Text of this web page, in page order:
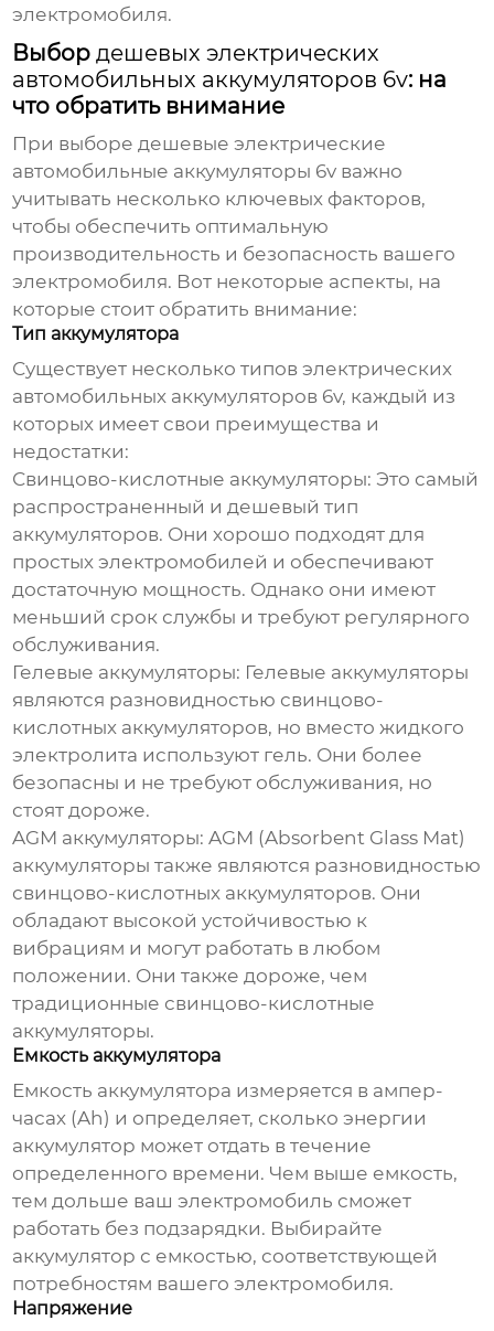
электромобиля.
Выбордешевых электрических
автомобильных аккумуляторов 6v: на
что обратить внимание
При выборедешевые электрические
автомобильные аккумуляторы 6v важно
учитывать несколько ключевых факторов,
чтобы обеспечить оптимальную
производительность и безопасность вашего
электромобиля. Вот некоторые аспекты, на
которые стоит обратить внимание:
Тип аккумулятора
Существует несколько типовэлектрических
автомобильных аккумуляторов 6v, каждый из
которых имеет свои преимущества и
недостатки:
Свинцово-кислотные аккумуляторы: Это самый
распространенный идешевый тип
аккумуляторов. Они хорошо подходят для
простых электромобилей и обеспечивают
достаточную мощность. Однако они имеют
меньший срок службы и требуют регулярного
обслуживания.
Гелевые аккумуляторы: Гелевые аккумуляторы
являются разновидностью свинцово-
кислотных аккумуляторов, но вместо жидкого
электролита используют гель. Они более
безопасны и не требуют обслуживания, но
стоят дороже.
AGM аккумуляторы: AGM (Absorbent Glass Mat)
аккумуляторы также являются разновидностью
свинцово-кислотных аккумуляторов. Они
обладают высокой устойчивостью к
вибрациям и могут работать в любом
положении. Они также дороже, чем
традиционные свинцово-кислотные
аккумуляторы.
Емкость аккумулятора
Емкость аккумулятора измеряется в ампер-
часах (Ah) и определяет, сколько энергии
аккумулятор может отдать в течение
определенного времени. Чем выше емкость,
тем дольше ваш электромобиль сможет
работать без подзарядки. Выбирайте
аккумулятор с емкостью, соответствующей
потребностям вашего электромобиля.
Напряжение